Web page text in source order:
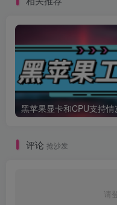
评论 抢沙发
请